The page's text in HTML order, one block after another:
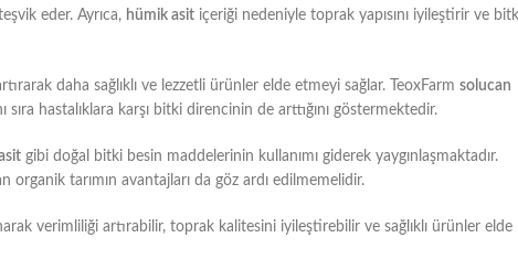
eder. Ayrıca, hümik asit içeriği nedeniyle toprak yapısını iyileştirir ve
daha sağlıklı ve lezzetli ürünler elde etmeyi sağlar. TeoxFarm solucan
hastalıklara karşı bitki direncinin de arttığını göstermektedir.
gibi doğal bitki besin maddelerinin kullanımı giderek yaygınlaşmaktadır.
organik tarımın avantajları da göz ardı edilmemelidir.
verimliliği artırabilir, toprak kalitesini iyileştirebilir ve sağlıklı ürünler elde